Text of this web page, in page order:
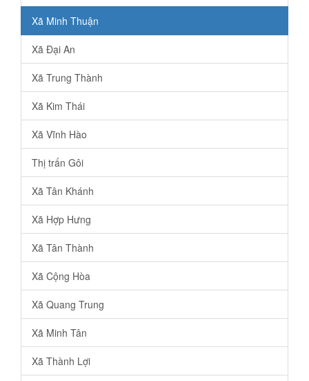
Xã Minh Thuận
Xã Đại An
Xã Trung Thành
Xã Kim Thái
Xã Vĩnh Hào
Thị trấn Gôi
Xã Tân Khánh
Xã Hợp Hưng
Xã Tân Thành
Xã Cộng Hòa
Xã Quang Trung
Xã Minh Tân
Xã Thành Lợi